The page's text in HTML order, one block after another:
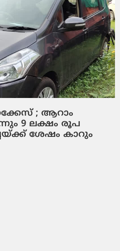
; ആറാം
9 ലക്ഷം രൂപ
ശേഷം കാറും